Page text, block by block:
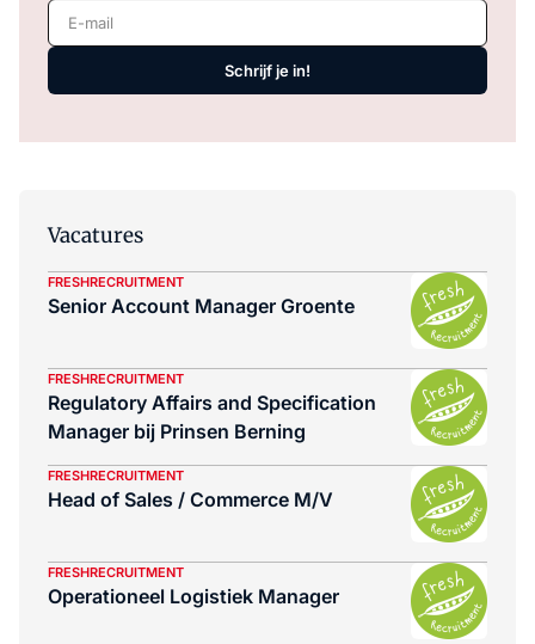
E-mail
Schrijf je in!
Vacatures
FRESHRECRUITMENT
Senior Account Manager Groente
FRESHRECRUITMENT
Regulatory Affairs and Specification
Manager bij Prinsen Berning
FRESHRECRUITMENT
Head of Sales / Commerce M/V
FRESHRECRUITMENT
Operationeel Logistiek Manager